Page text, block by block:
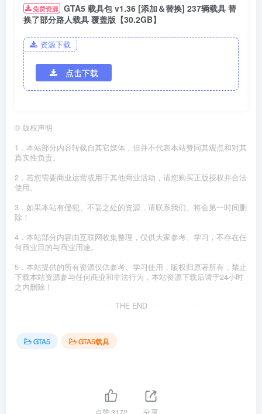
免费资源 GTA5 载具包 v1.36 [添加＆替换] 237辆载具 替
换了部分路人载具 覆盖版【30.2GB】
资源下载
点击下载
© 版权声明
1．本站部分内容转载自其它媒体，但并不代表本站赞同其观点和对其
真实性负责。
2．若您需要商业运营或用于其他商业活动，请您购买正版授权并合法
使用。
3．如果本站有侵犯、不妥之处的资源，请联系我们。将会第一时间删
除！
4．本站部分内容由互联网收集整理，仅供大家参考、学习，不存在任
何商业目的与商业用途。
5．本站提供的所有资源仅供参考、学习使用，版权归原著所有，禁止
下载本站资源参与任何商业和非法行为，本站资源下载后请于24小时
之内删除！
THE END
GTA5 GTA5载具